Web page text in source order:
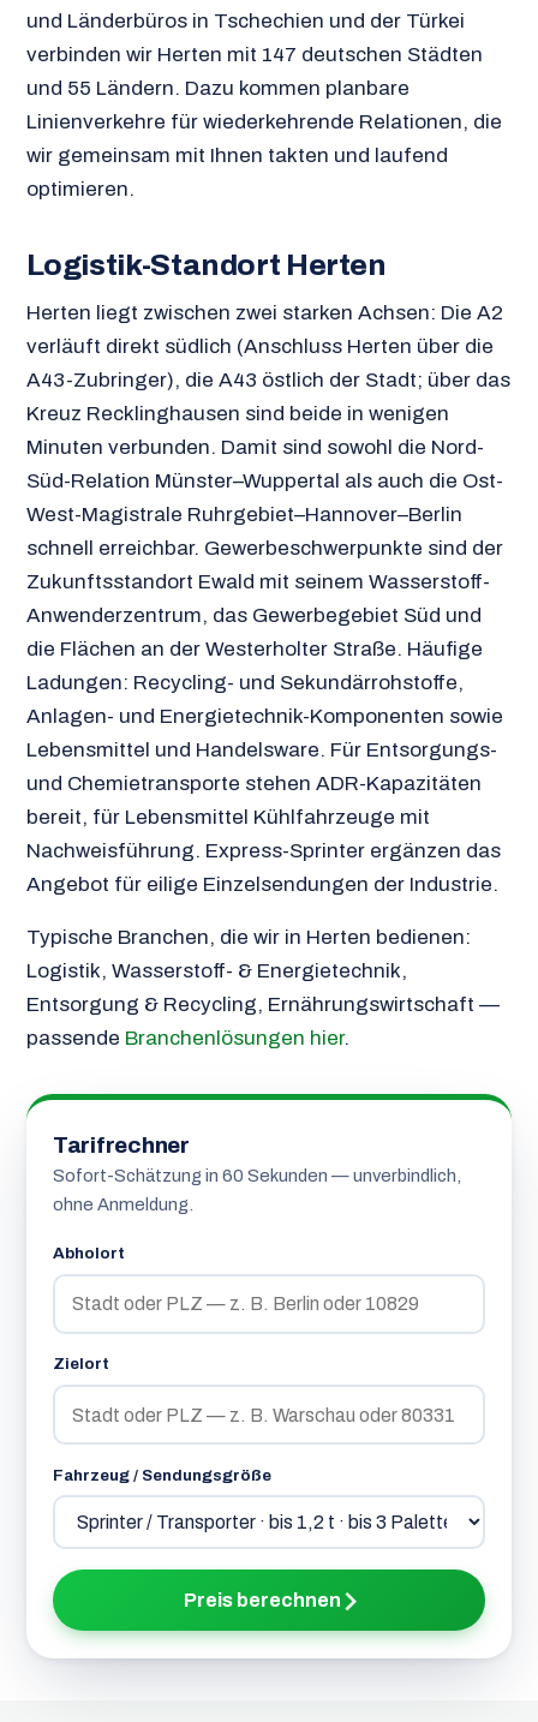
und Länderbüros in Tschechien und der Türkei
verbinden wir Herten mit 147 deutschen Städten
und 55 Ländern. Dazu kommen planbare
Linienverkehre für wiederkehrende Relationen, die
wir gemeinsam mit Ihnen takten und laufend
optimieren.
Logistik-Standort Herten
Herten liegt zwischen zwei starken Achsen: Die A2
verläuft direkt südlich (Anschluss Herten über die
A43-Zubringer), die A43 östlich der Stadt; über das
Kreuz Recklinghausen sind beide in wenigen
Minuten verbunden. Damit sind sowohl die Nord-
Süd-Relation Münster–Wuppertal als auch die Ost-
West-Magistrale Ruhrgebiet–Hannover–Berlin
schnell erreichbar. Gewerbeschwerpunkte sind der
Zukunftsstandort Ewald mit seinem Wasserstoff-
Anwenderzentrum, das Gewerbegebiet Süd und
die Flächen an der Westerholter Straße. Häufige
Ladungen: Recycling- und Sekundärrohstoffe,
Anlagen- und Energietechnik-Komponenten sowie
Lebensmittel und Handelsware. Für Entsorgungs-
und Chemietransporte stehen ADR-Kapazitäten
bereit, für Lebensmittel Kühlfahrzeuge mit
Nachweisführung. Express-Sprinter ergänzen das
Angebot für eilige Einzelsendungen der Industrie.
Typische Branchen, die wir in Herten bedienen:
Logistik, Wasserstoff- & Energietechnik,
Entsorgung & Recycling, Ernährungswirtschaft —
passende Branchenlösungen hier.
Tarifrechner
Sofort-Schätzung in 60 Sekunden — unverbindlich,
ohne Anmeldung.
Abholort
Zielort
Fahrzeug / Sendungsgröße
Preis berechnen